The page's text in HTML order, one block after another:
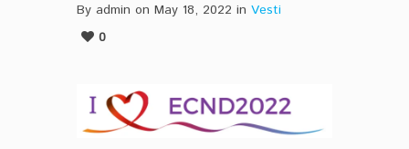
By admin on May 18, 2022 in Vesti
0